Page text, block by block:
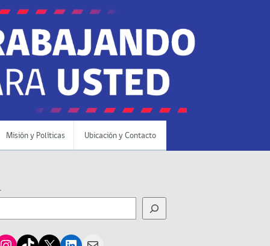
Misión y Políticas Ubicación y Contacto